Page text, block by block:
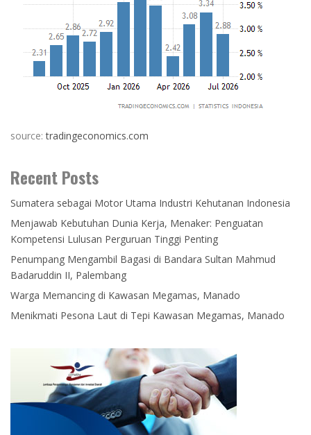
source:tradingeconomics.com
Recent Posts
Sumatera sebagai Motor Utama Industri Kehutanan Indonesia
Menjawab Kebutuhan Dunia Kerja, Menaker: Penguatan
Kompetensi Lulusan Perguruan Tinggi Penting
Penumpang Mengambil Bagasi di Bandara Sultan Mahmud
Badaruddin II, Palembang
Warga Memancing di Kawasan Megamas, Manado
Menikmati Pesona Laut di Tepi Kawasan Megamas, Manado